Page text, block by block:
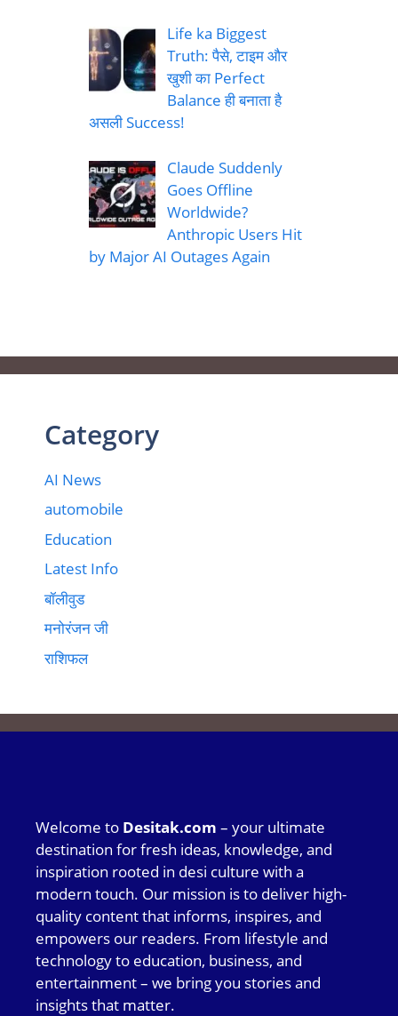
Life ka Biggest
Truth: पैसे, टाइम और
खुशी का Perfect
Balance ही बनाता है
असली Success!
Claude Suddenly
Goes Offline
Worldwide?
Anthropic Users Hit
by Major AI Outages Again
Category
AI News
automobile
Education
Latest Info
बॉलीवुड
मनोरंजन जी
राशिफल
Welcome to Desitak.com – your ultimate
destination for fresh ideas, knowledge, and
inspiration rooted in desi culture with a
modern touch. Our mission is to deliver high-
quality content that informs, inspires, and
empowers our readers. From lifestyle and
technology to education, business, and
entertainment – we bring you stories and
insights that matter.